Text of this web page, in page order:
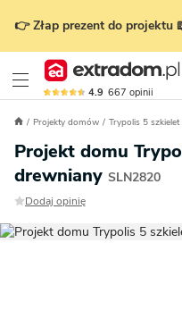
👉 Złap prezent do projektu
4.9 667 opinii
Projekty domów Trypolis 5
Projekt domu
drewniany SLN2820
Dodaj opinię